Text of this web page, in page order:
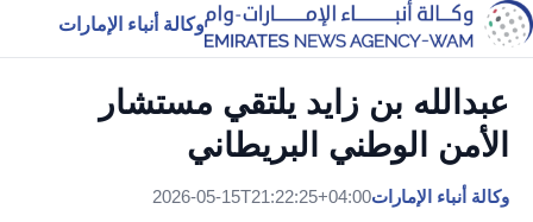
وكالة أنباء الإمارات
عبدالله بن زايد يلتقي مستشار
الأمن الوطني البريطاني
وكالة أنباء الإمارات2026-05-15T21:22:25+04:00